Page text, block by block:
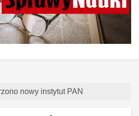
nowy instytut PAN